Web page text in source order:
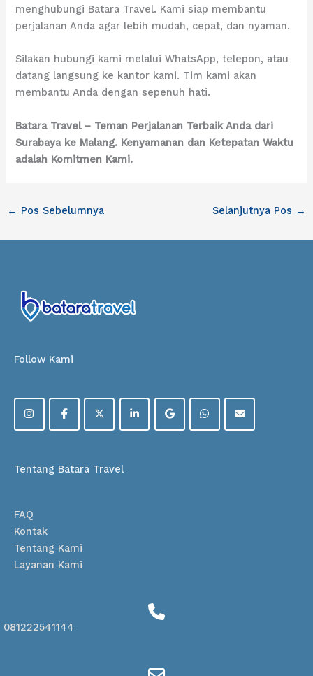
menghubungi Batara Travel. Kami siap membantu
perjalanan Anda agar lebih mudah, cepat, dan nyaman.
Silakan hubungi kami melalui WhatsApp, telepon, atau
datang langsung ke kantor kami. Tim kami akan
membantu Anda dengan sepenuh hati.
Batara Travel – Teman Perjalanan Terbaik Anda dari
Surabaya ke Malang. Kenyamanan dan Ketepatan Waktu
adalah Komitmen Kami.
← Pos Sebelumnya Selanjutnya Pos →
Follow Kami
Tentang Batara Travel
FAQ
Kontak
Tentang Kami
Layanan Kami
081222541144